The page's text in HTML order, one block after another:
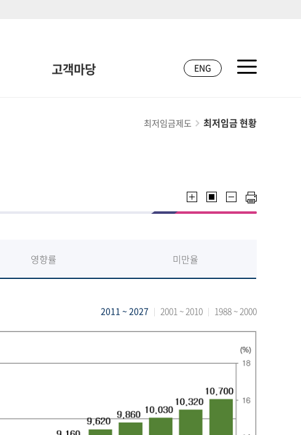
고객마당 ENG
최저임금제도 최저임금 현황
영향률 미만율
2011 ~ 2027 2001 ~ 2010 1988 ~ 2000